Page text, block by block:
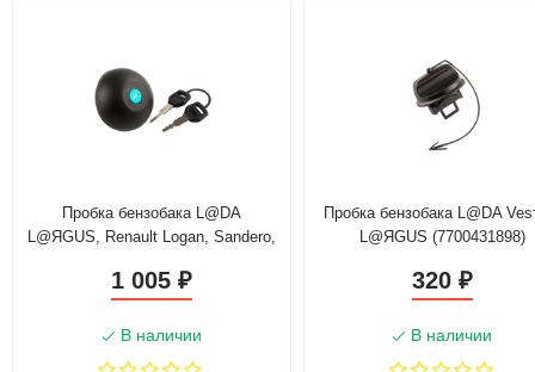
Пробка бензобака L@DA
L@ЯGUS, Renault Logan, Sandero,
1 005 ₽
В наличии
Пробка бензобака L@DA
L@ЯGUS (7700431898)
320 ₽
В наличии